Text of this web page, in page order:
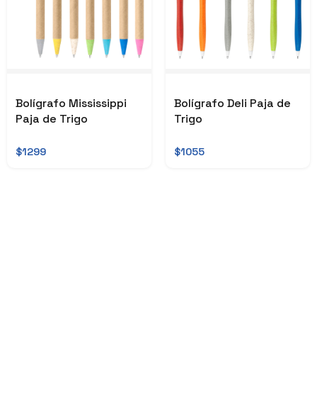
Bolígrafo Mississippi
Paja de Trigo
$1299
Bolígrafo Deli Paja de
Trigo
$1055